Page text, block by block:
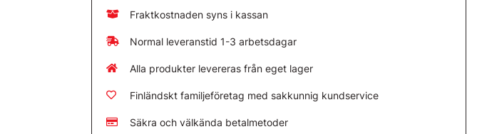
Fraktkostnaden syns i kassan
Normal leveranstid 1-3 arbetsdagar
Alla produkter levereras från eget lager
Finländskt familjeföretag med sakkunnig kundservice
Säkra och välkända betalmetoder